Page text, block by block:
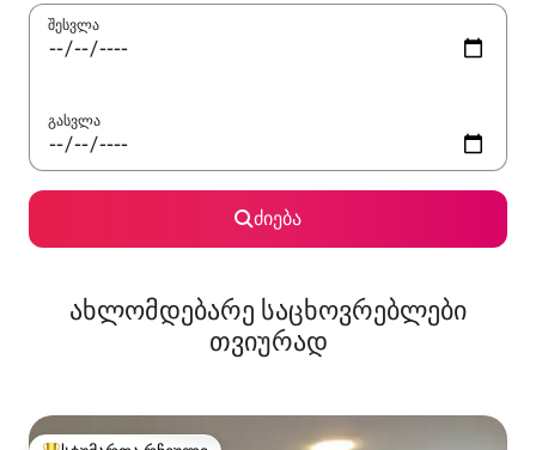
შესვლა
გასვლა
ძიება
ახლომდებარე საცხოვრებლები
თვიურად